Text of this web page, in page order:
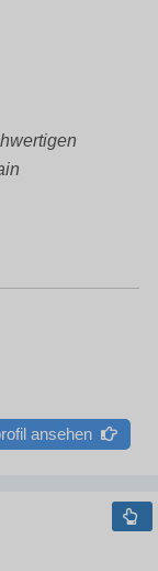
ansehen